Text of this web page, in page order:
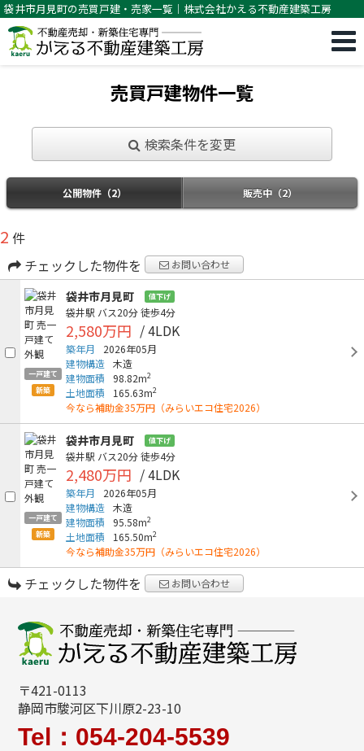
袋井市月見町の売買戸建・売家一覧｜株式会社かえる不動産建築工房
売買戸建物件一覧
検索条件を変更
公開物件（2） 販売中（2）
2 件
チェックした物件を
お問い合わせ
一戸建て
新築
袋井市月見町 値下げ
袋井駅 バス20分徒歩4分
2,580万円 / 4LDK
築年月
2026年05月
建物構造 木造
建物面積
98.82m2
土地面積 165.63m2
今なら補助金35万円（みらいエコ住宅2026）
一戸建て
新築
袋井市月見町 値下げ
袋井駅 バス20分徒歩4分
2,480万円 / 4LDK
築年月
2026年05月
建物構造 木造
建物面積
95.58m2
土地面積 165.50m2
今なら補助金35万円（みらいエコ住宅2026）
チェックした物件を お問い合わせ
〒421-0113
静岡市駿河区下川原2-23-10
Tel：054-204-5539